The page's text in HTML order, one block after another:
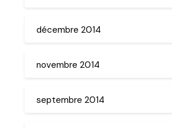
décembre 2014
novembre 2014
septembre 2014